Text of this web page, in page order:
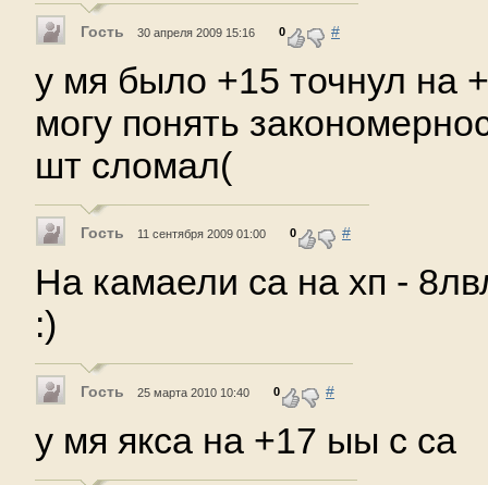
Гость 30 апреля 2009 15:16 0 #
у мя было +15 точнул на
могу понять
шт сломал(
Гость 11 сентября 2009 01:00 0 #
На камаели са на хп -
:)
Гость 25 марта 2010 10:40 0 #
у мя якса на +17 ыы с са